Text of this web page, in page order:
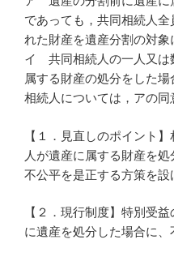
であっても，共同相続人
れた財産を遺産分割の対象
イ 共同相続人の一人又は
属する財産の処分をした
相続人については，アの同
【１．見直しのポイント
人が遺産に属する財産を
不公平を是正する方策を設
【２．現行制度】特別受
に遺産を処分した場合に、